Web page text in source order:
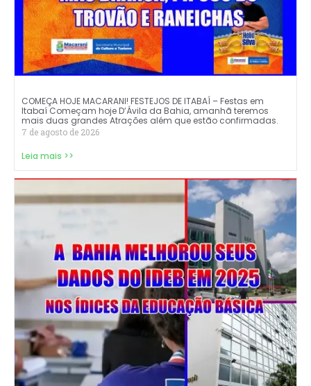
COMEÇA HOJE MACARANI! FESTEJOS DE ITABAÍ – Festas em
Itabaí Começam hoje D’Ávila da Bahia, amanhã teremos
mais duas grandes Atrações além que estão confirmadas.
7 de agosto de 2026
Leia mais >>